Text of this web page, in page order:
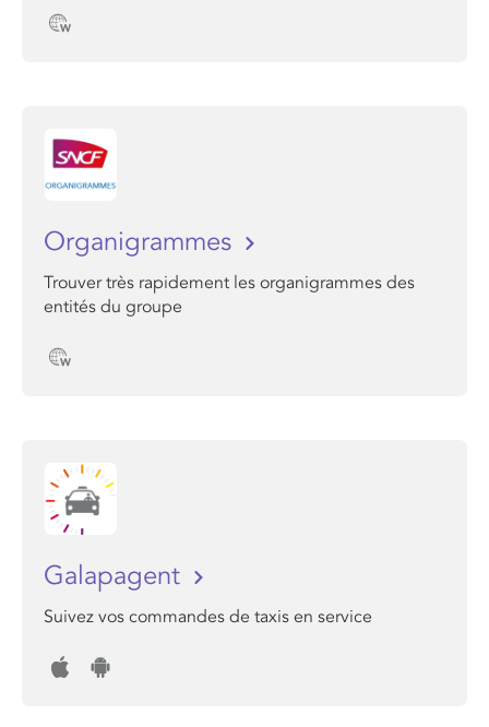
Organigrammes
Trouver très rapidement les organigrammes des
entités du groupe
Galapagent
Suivez vos commandes de taxis en service